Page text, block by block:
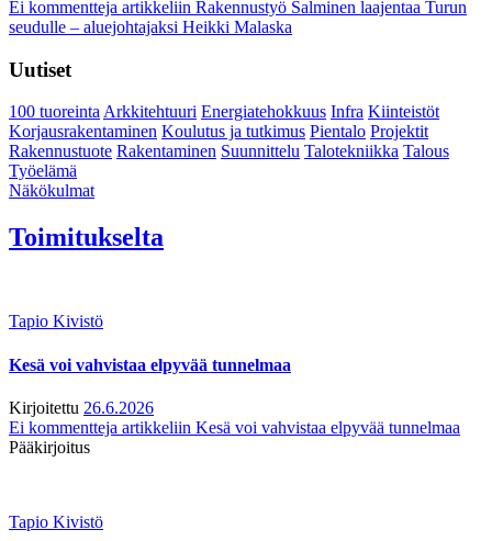
Ei kommentteja artikkeliin Rakennustyö Salminen laajentaa Turun
seudulle – aluejohtajaksi Heikki Malaska
Uutiset
100 tuoreintaArkkitehtuuri Energiatehokkuus Infra Kiinteistöt
Korjausrakentaminen Koulutus ja tutkimus Pientalo Projektit
Rakennustuote Rakentaminen Suunnittelu Talotekniikka Talous
Työelämä
Näkökulmat
Toimitukselta
Tapio Kivistö
Kesä voi vahvistaa elpyvää tunnelmaa
Kirjoitettu 26.6.2026
Ei kommentteja artikkeliin Kesä voi vahvistaa elpyvää tunnelmaa
Pääkirjoitus
Tapio Kivistö